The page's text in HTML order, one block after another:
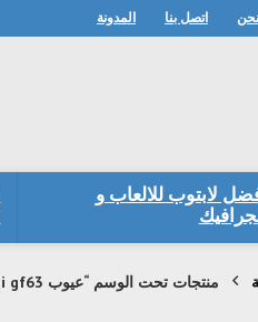
اتصل بنا المدونة
لابتوب للالعاب و
منتجات تحت الوسم “عيوب msi gf63”